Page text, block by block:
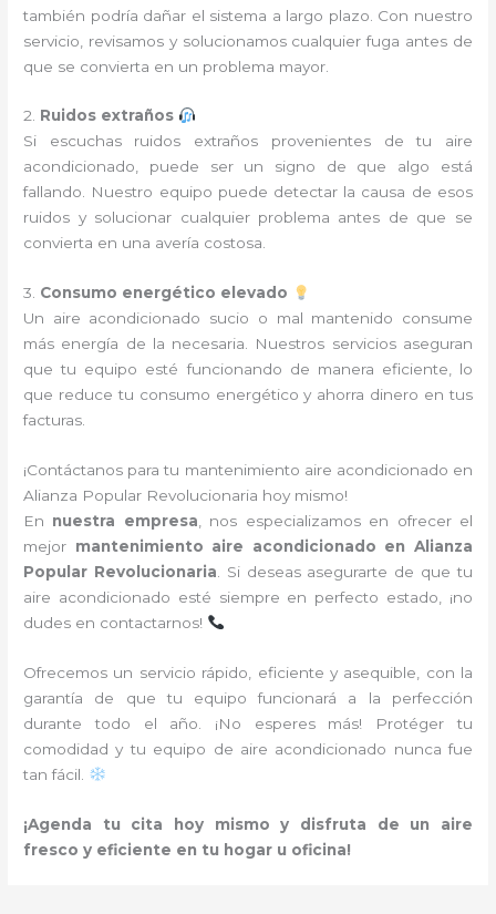
también podría dañar el sistema a largo plazo. Con nuestro
servicio, revisamos y solucionamos cualquier fuga antes de
que se convierta en un problema mayor.
2. Ruidos extraños
Si escuchas ruidos extraños provenientes de tu aire
acondicionado, puede ser un signo de que algo está
fallando. Nuestro equipo puede detectar la causa de esos
ruidos y solucionar cualquier problema antes de que se
convierta en una avería costosa.
3. Consumo energético elevado
Un aire acondicionado sucio o mal mantenido consume
más energía de la necesaria. Nuestros servicios aseguran
que tu equipo esté funcionando de manera eficiente, lo
que reduce tu consumo energético y ahorra dinero en tus
facturas.
¡Contáctanos para tu mantenimiento aire acondicionado en
Alianza Popular Revolucionaria hoy mismo!
En nuestra empresa , nos especializamos en ofrecer el
mejor mantenimiento aire acondicionado en Alianza
Popular Revolucionaria . Si deseas asegurarte de que tu
aire acondicionado esté siempre en perfecto estado, ¡no
dudes en contactarnos!
Ofrecemos un servicio rápido, eficiente y asequible, con la
garantía de que tu equipo funcionará a la perfección
durante todo el año. ¡No esperes más! Protéger tu
comodidad y tu equipo de aire acondicionado nunca fue
tan fácil.
¡Agenda tu cita hoy mismo y disfruta de un aire
fresco y eficiente en tu hogar u oficina!